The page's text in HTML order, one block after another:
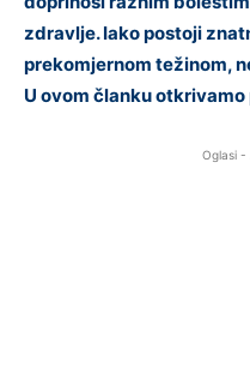
zdravlje. Iako postoji
prekomjernom težinom,
U ovom članku
Oglasi -